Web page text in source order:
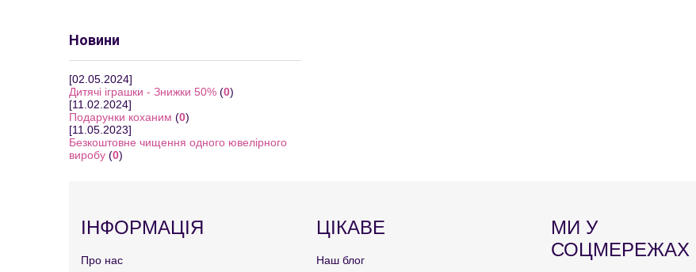
Новини
[02.05.2024]
Дитячі іграшки - Знижки 50% (0)
[11.02.2024]
Подарунки коханим (0)
[11.05.2023]
Безкоштовне чищення одного ювелірного
виробу (0)
ІНФОРМАЦІЯ
Про нас
ЦІКАВЕ
Наш блог
МИ У
СОЦМЕРЕЖАХ